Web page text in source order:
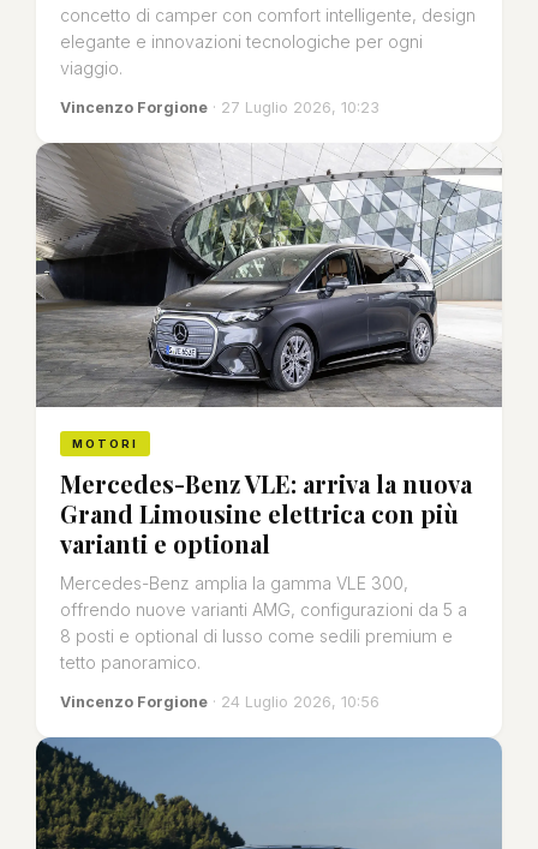
concetto di camper con comfort intelligente, design
elegante e innovazioni tecnologiche per ogni
viaggio.
Vincenzo Forgione · 27 Luglio 2026, 10:23
MOTORI
Mercedes-Benz VLE: arriva la nuova
Grand Limousine elettrica con più
varianti e optional
Mercedes-Benz amplia la gamma VLE 300,
offrendo nuove varianti AMG, configurazioni da 5 a
8 posti e optional di lusso come sedili premium e
tetto panoramico.
Vincenzo Forgione · 24 Luglio 2026, 10:56